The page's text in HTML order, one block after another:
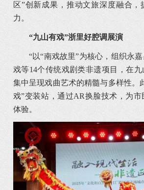
区”创新成果，推动文旅深度融合，
力。
“九山有戏”浙里好腔调展演
“以“南戏故里”为核心，组织永
戏等14个传统戏剧类非遗项目，在九
集中呈现戏曲艺术的精髓与多样性。
戏”变装站，通过AR换脸技术，为市
体验。